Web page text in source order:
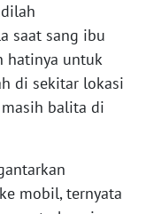
saat sang ibu
hatinya untuk
di sekitar lokasi
balita di
mobil, ternyata